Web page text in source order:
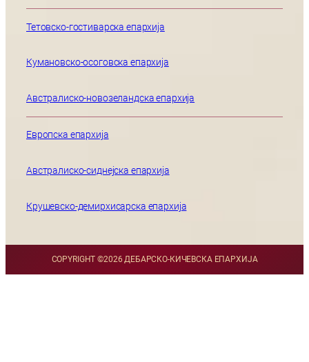
Тетовско-гостиварска епархија
Кумановско-осоговска епархија
Австралиско-новозеландска епархија
Европска епархија
Австралиско-сиднејска епархија
Крушевско-демирхисарска епархија
COPYRIGHT ©2026 ДЕБАРСКО-КИЧЕВСКА ЕПАРХИЈА